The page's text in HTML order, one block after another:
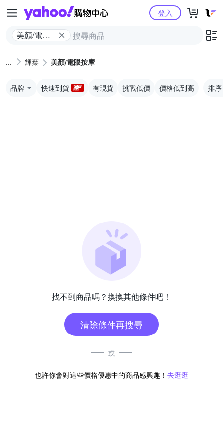
Yahoo購物中心
美顏/電眼
登入
輝葉 美顏/電眼按摩
品牌 快速到貨 有現貨 挑戰低價 價格低到高 排序
找不到商品嗎？換換其他條件吧！
清除條件再搜尋
或
也許你會對這些價格優惠中的商品感興趣！ 去逛逛